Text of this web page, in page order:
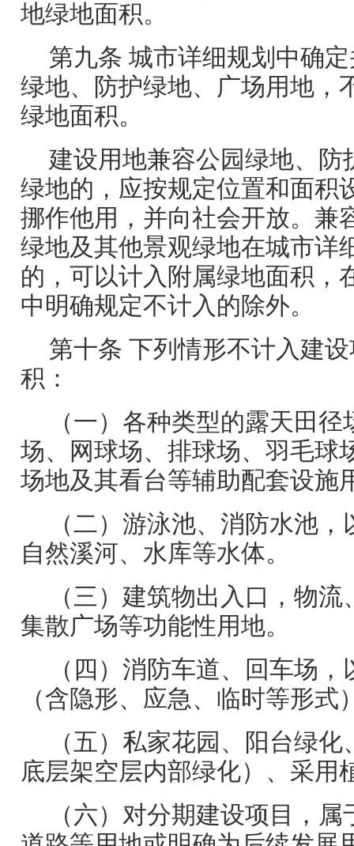
地绿地面积。
第九条 城市详细规划中确
绿地、防护绿地、广场用地，
绿地面积。
建设用地兼容公园绿地、防
绿地的，应按规定位置和面积
挪作他用，并向社会开放。兼
绿地及其他景观绿地在城市详
的，可以计入附属绿地面积，
中明确规定不计入的除外。
第十条 下列情形不计入建
积：
（一）各种类型的露天田
场、网球场、排球场、羽毛球
场地及其看台等辅助配套设施
（二）游泳池、消防水池
自然溪河、水库等水体。
（三）建筑物出入口，物
集散广场等功能性用地。
（四）消防车道、回车场
（含隐形、应急、临时等形式
（五）私家花园、阳台绿
底层架空层内部绿化）、采用
（六）对分期建设项目，